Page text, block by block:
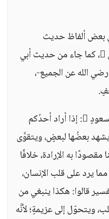
بعض ألفاظ حديث
الاستخارة عن صحابةٍ آخرين ، كما جاء من حديث أبي
الله عن الجميع-،
وكذلك جاء من حديث ابن مسعودٍ : إذا أراد أحدُكم
بعضُها لبعضٍ، ويتقوَّى
به الإرادة، خلافًا
يرد على قلب الإنسان،
قالوا: هكذا ينبغي من
ويتحوّل إلى عزيمةٍ؛ لأنَّه